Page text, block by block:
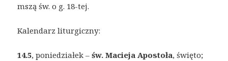
mszą św. o g. 18-tej.
Kalendarz liturgiczny:
14.5, poniedziałek –św. Macieja Apostoła, święto;